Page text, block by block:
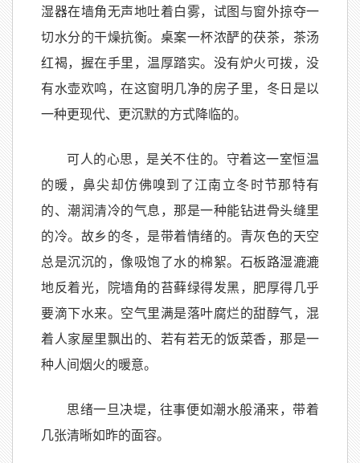
湿器在墙角无声地吐着白雾，试图与窗外掠夺一
切水分的干燥抗衡。桌案一杯浓酽的茯茶，茶汤
红褐，握在手里，温厚踏实。没有炉火可拨，没
有水壶欢鸣，在这窗明几净的房子里，冬日是以
一种更现代、更沉默的方式降临的。
可人的心思，是关不住的。守着这一室恒温
的暖，鼻尖却仿佛嗅到了江南立冬时节那特有
的、潮润清冷的气息，那是一种能钻进骨头缝里
的冷。故乡的冬，是带着情绪的。青灰色的天空
总是沉沉的，像吸饱了水的棉絮。石板路湿漉漉
地反着光，院墙角的苔藓绿得发黑，肥厚得几乎
要滴下水来。空气里满是落叶腐烂的甜醇气，混
着人家屋里飘出的、若有若无的饭菜香，那是一
种人间烟火的暖意。
思绪一旦决堤，往事便如潮水般涌来，带着
几张清晰如昨的面容。